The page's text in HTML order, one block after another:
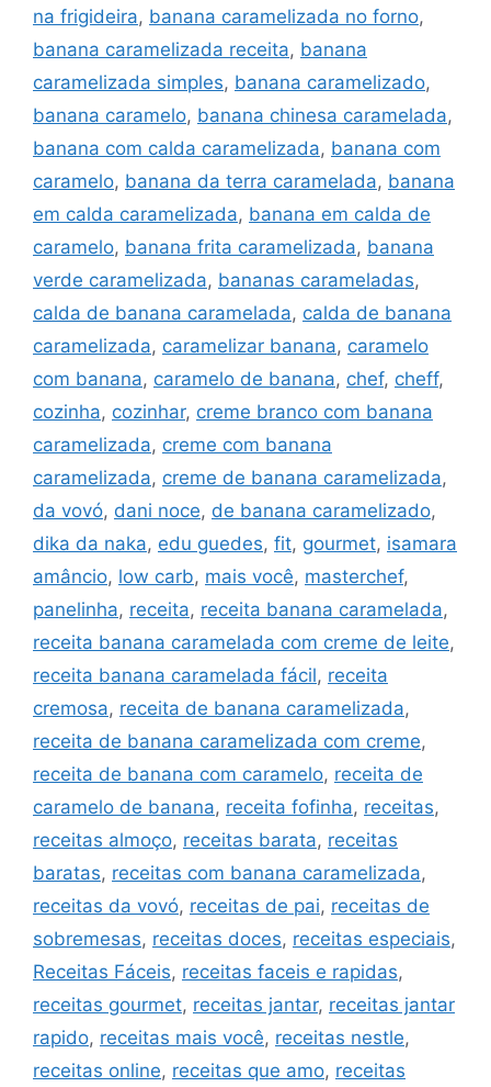
na frigideira, banana caramelizada no forno,
banana caramelizada receita, banana
caramelizada simples, banana caramelizado,
banana caramelo, banana chinesa caramelada,
banana com calda caramelizada, banana com
caramelo, banana da terra caramelada, banana
em calda caramelizada, banana em calda de
caramelo, banana frita caramelizada, banana
verde caramelizada, bananas carameladas,
calda de banana caramelada, calda de banana
caramelizada, caramelizar banana, caramelo
com banana, caramelo de banana, chef, cheff,
cozinha, cozinhar, creme branco com banana
caramelizada, creme com banana
caramelizada, creme de banana caramelizada,
da vovó, dani noce, de banana caramelizado,
dika da naka, edu guedes, fit, gourmet, isamara
amâncio, low carb, mais você, masterchef,
panelinha, receita, receita banana caramelada,
receita banana caramelada com creme de leite,
receita banana caramelada fácil, receita
cremosa, receita de banana caramelizada,
receita de banana caramelizada com creme,
receita de banana com caramelo, receita de
caramelo de banana, receita fofinha, receitas,
receitas almoço, receitas barata, receitas
baratas, receitas com banana caramelizada,
receitas da vovó, receitas de pai, receitas de
sobremesas, receitas doces, receitas especiais,
Receitas Fáceis, receitas faceis e rapidas,
receitas gourmet, receitas jantar, receitas jantar
rapido, receitas mais você, receitas nestle,
receitas online, receitas que amo, receitas